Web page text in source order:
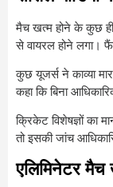
मैच खत्म होने के कुछ ही
से वायरल होने लगा।
कुछ यूजर्स ने काव्या
कहा कि बिना
क्रिकेट विशेषज्ञों का
तो इसकी जांच
एलिमिनेटर